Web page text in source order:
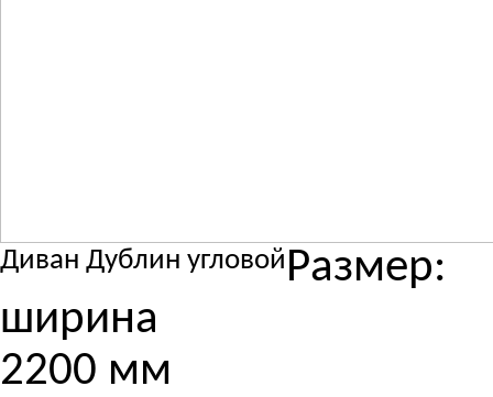
Диван Дублин угловойРазмер:
ширина
2200 мм